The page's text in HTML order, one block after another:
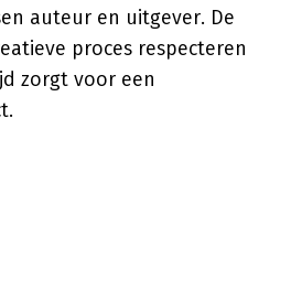
auteur en uitgever. De
proces respecteren
zorgt voor een